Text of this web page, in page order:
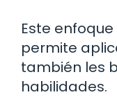
Este
permite
también les
habilidades.